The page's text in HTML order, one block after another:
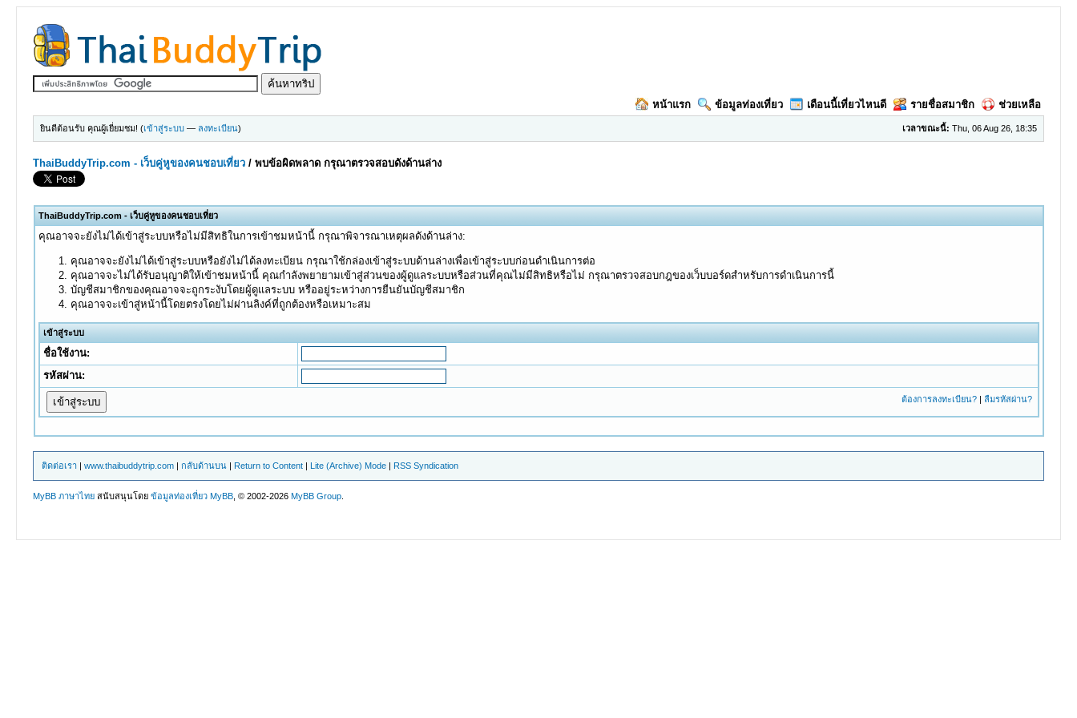
หน้าแรก ข้อมูลท่องเที่ยว เดือนนี้เที่ยวไหนดี รายชื่อสมาชิก ช่วยเหลือ
เวลาขณะนี้: Thu, 06 Aug 26, 18:35
ยินดีต้อนรับ คุณผู้เยี่ยมชม! (เข้าสู่ระบบ — ลงทะเบียน)
ThaiBuddyTrip.com - เว็บคู่หูของคนชอบเที่ยว /พบข้อผิดพลาด กรุณาตรวจสอบดังด้านล่าง
ThaiBuddyTrip.com - เว็บคู่หูของคนชอบเที่ยว
คุณอาจจะยังไม่ได้เข้าสู่ระบบหรือไม่มีสิทธิในการเข้าชมหน้านี้ กรุณาพิจารณาเหตุผลดังด้านล่าง:
คุณอาจจะยังไม่ได้เข้าสู่ระบบหรือยังไม่ได้ลงทะเบียน กรุณาใช้กล่องเข้าสู่ระบบด้านล่างเพื่อเข้าสู่ระบบก่อนดำเนินการต่อ
คุณอาจจะไม่ได้รับอนุญาติให้เข้าชมหน้านี้ คุณกำลังพยายามเข้าสู่ส่วนของผู้ดูแลระบบหรือส่วนที่คุณไม่มีสิทธิหรือไม่ กรุณาตรวจสอบกฎของเว็บบอร์ดสำหรับการดำเนินการนี้
บัญชีสมาชิกของคุณอาจจะถูกระงับโดยผู้ดูแลระบบ หรืออยู่ระหว่างการยืนยันบัญชีสมาชิก
คุณอาจจะเข้าสู่หน้านี้โดยตรงโดยไม่ผ่านลิงค์ที่ถูกต้องหรือเหมาะสม
เข้าสู่ระบบ
ชื่อใช้งาน:
รหัสผ่าน:
ต้องการลงทะเบียน?| ลืมรหัสผ่าน?
ติดต่อเรา |www.thaibuddytrip.com |กลับด้านบน | Return to Content | Lite (Archive) Mode | RSS Syndication
MyBB ภาษาไทย สนับสนุนโดยข้อมูลท่องเที่ยว MyBB , © 2002-2026MyBB Group